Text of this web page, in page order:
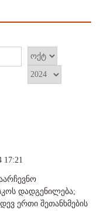
დადგენილება;
ერთი შეთანხმების